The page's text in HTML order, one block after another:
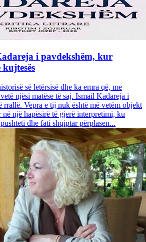
i pavdekshëm, kur
së letërsisë dhe ka emra që, me
njësi matëse të saj. Ismail Kadareja i
rrallë. Vepra e tij nuk është më vetëm objekt
një hapësirë të gjerë interpretimi, ku
dhe fati shqiptar përplasen...